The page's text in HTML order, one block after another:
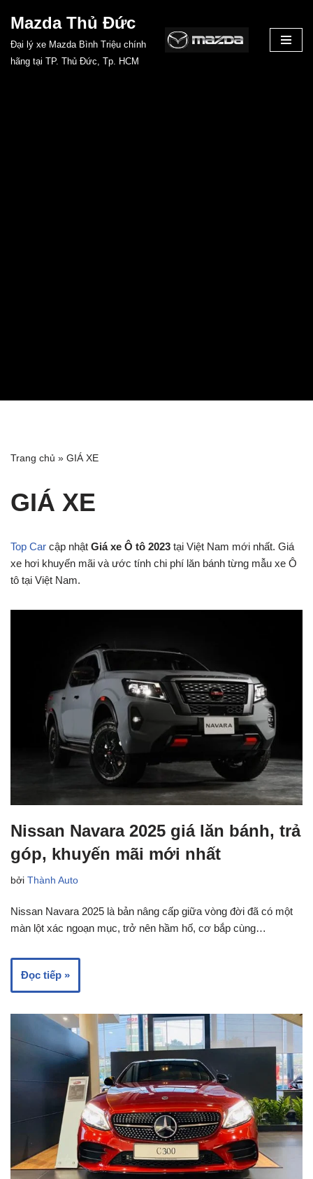
Mazda Thủ Đức
Đại lý xe Mazda Bình Triệu chính
hãng tại TP. Thủ Đức, Tp. HCM
Trang chủ » GIÁ XE
GIÁ XE
Top Car cập nhật Giá xe Ô tô 2023 tại Việt Nam mới nhất. Giá
xe hơi khuyến mãi và ước tính chi phí lăn bánh từng mẫu xe Ô
tô tại Việt Nam.
Nissan Navara 2025 giá lăn bánh, trả
góp, khuyến mãi mới nhất
bởi Thành Auto
Nissan Navara 2025 là bản nâng cấp giữa vòng đời đã có một
màn lột xác ngoạn mục, trở nên hầm hố, cơ bắp cùng…
Đọc tiếp »